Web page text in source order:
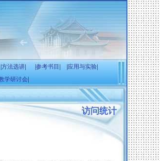
方法选讲 参考书目 应用与实验
学研讨会
访问统计